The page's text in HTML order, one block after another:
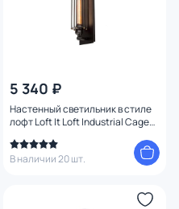
5 340 ₽
Настенный светильник в стиле
лофт Loft It Loft Industrial Cage
В наличии 20 шт.